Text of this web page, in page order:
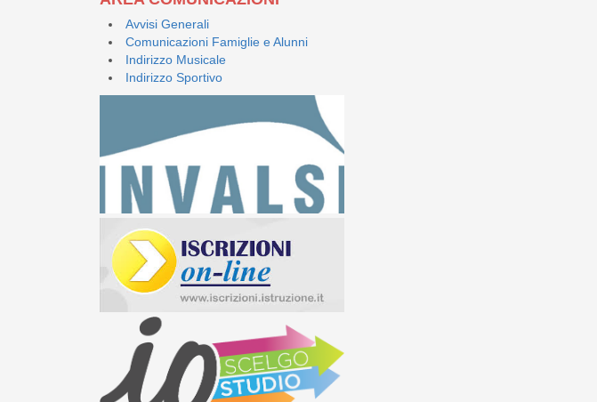
Avvisi Generali
Comunicazioni Famiglie e Alunni
Indirizzo Musicale
Indirizzo Sportivo